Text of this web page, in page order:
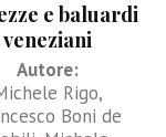
e baluardi
veneziani
Autore:
Rigo,
Boni de